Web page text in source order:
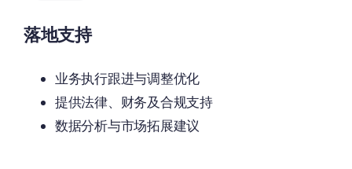
落地支持
业务执行跟进与调整优化
提供法律、财务及合规支持
数据分析与市场拓展建议